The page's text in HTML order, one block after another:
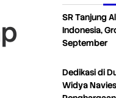
SR Tanjung
Indonesia,
September
Dedikasi di
Widya